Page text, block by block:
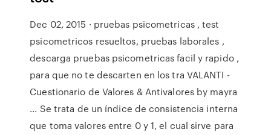
Dec 02, 2015 · pruebas psicometricas , test
psicometricos resueltos, pruebas laborales ,
descarga pruebas psicometricas facil y rapido ,
para que no te descarten en los tra VALANTI -
Cuestionario de Valores & Antivalores by mayra
... Se trata de un índice de consistencia interna
que toma valores entre 0 y 1, el cual sirve para